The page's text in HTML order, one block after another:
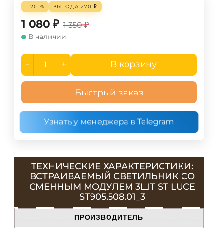
- 20 % ВЫГОДА 270 ₽
1 080 ₽ 1 350 ₽
В наличии
- + В корзину
Быстрый заказ
Узнать у менеджера в Telegram
ТЕХНИЧЕСКИЕ ХАРАКТЕРИСТИКИ:
ВСТРАИВАЕМЫЙ СВЕТИЛЬНИК СО
СМЕННЫМ МОДУЛЕМ 3ШТ ST LUCE
ST905.508.01_3
ПРОИЗВОДИТЕЛЬ